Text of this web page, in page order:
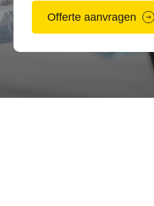
Offerte aanvragen